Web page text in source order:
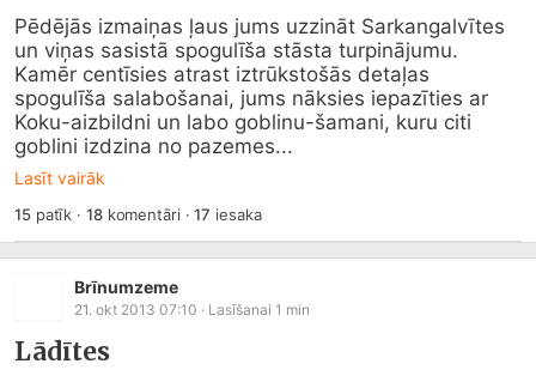
Pēdējās izmaiņas ļaus jums uzzināt Sarkangalvītes
un viņas sasistā spogulīša stāsta turpinājumu.
Kamēr centīsies atrast iztrūkstošās detaļas
spogulīša salabošanai, jums nāksies iepazīties ar
Koku-aizbildni un labo goblinu-šamani, kuru citi
goblini izdzina no pazemes...
Lasīt vairāk
15patīk · 18komentāri ·17 iesaka
Brīnumzeme
21. okt 2013 07:10 · Lasīšanai 1 min
Lādītes